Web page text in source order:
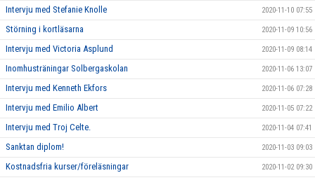
Intervju med Stefanie Knolle 2020-11-10 07:55
Störning i kortläsarna 2020-11-09 10:56
Intervju med Victoria Asplund 2020-11-09 08:14
Inomhusträningar Solbergaskolan 2020-11-06 13:07
Intervju med Kenneth Ekfors 2020-11-06 07:28
Intervju med Emilio Albert 2020-11-05 07:22
Intervju med Troj Celte. 2020-11-04 07:41
Sanktan diplom! 2020-11-03 09:03
Kostnadsfria kurser/föreläsningar 2020-11-02 09:30